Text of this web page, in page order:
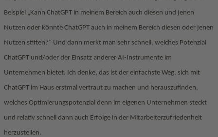
Beispiel „Kann ChatGPT in meinem Bereich auch diesen und jenen
Nutzen oder könnte ChatGPT auch in meinem Bereich diesen oder jenen
Nutzen stiften?“ Und dann merkt man sehr schnell, welches Potenzial
ChatGPT und/oder der Einsatz anderer AI-Instrumente im
Unternehmen bietet. Ich denke, das ist der einfachste Weg, sich mit
ChatGPT im Haus erstmal vertraut zu machen und herauszufinden,
welches Optimierungspotenzial denn im eigenen Unternehmen steckt
und relativ schnell dann auch Erfolge in der Mitarbeiterzufriedenheit
herzustellen.